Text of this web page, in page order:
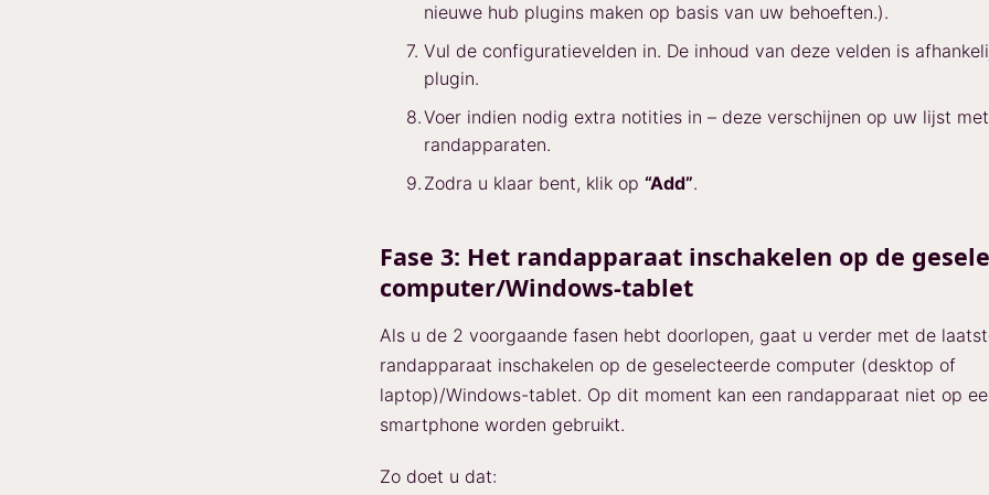
nieuwe hub plugins maken op basis van uw behoeften.).
Vul de configuratievelden in. De inhoud van deze velden is
plugin.
Voer indien nodig extra notities in – deze verschijnen op uw lijst met
randapparaten.
Zodra u klaar bent, klik op “Add”.
Fase 3: Het randapparaat inschakelen op de
computer/Windows-tablet
Als u de 2 voorgaande fasen hebt doorlopen, gaat u verder met de
randapparaat inschakelen op de geselecteerde computer (desktop of
laptop)/Windows-tablet. Op dit moment kan een randapparaat niet op
smartphone worden gebruikt.
Zo doet u dat: